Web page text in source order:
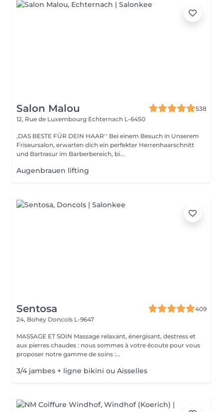
Salon Malou
538
12, Rue de Luxembourg Echternach L-6450
,DAS BESTE FÜR DEIN HAAR'' Bei einem Besuch in Unserem
Friseursalon, erwarten dich ein perfekter Herrenhaarschnitt
und Bartrasur im Barberbereich, bi...
Augenbrauen lifting
Sentosa
409
24, Bohey Doncols L-9647
MASSAGE ET SOIN Massage relaxant, énergisant, destress et
aux pierres chaudes : nous sommes à votre écoute pour vous
proposer notre gamme de soins :...
3/4 jambes + ligne bikini ou Aisselles